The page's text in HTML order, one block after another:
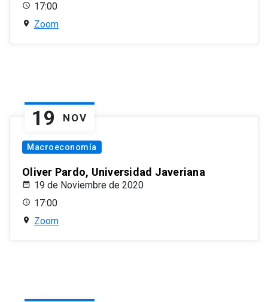
17:00
Zoom
19 NOV
Macroeconomía
Oliver Pardo, Universidad Javeriana
19 de Noviembre de 2020
17:00
Zoom